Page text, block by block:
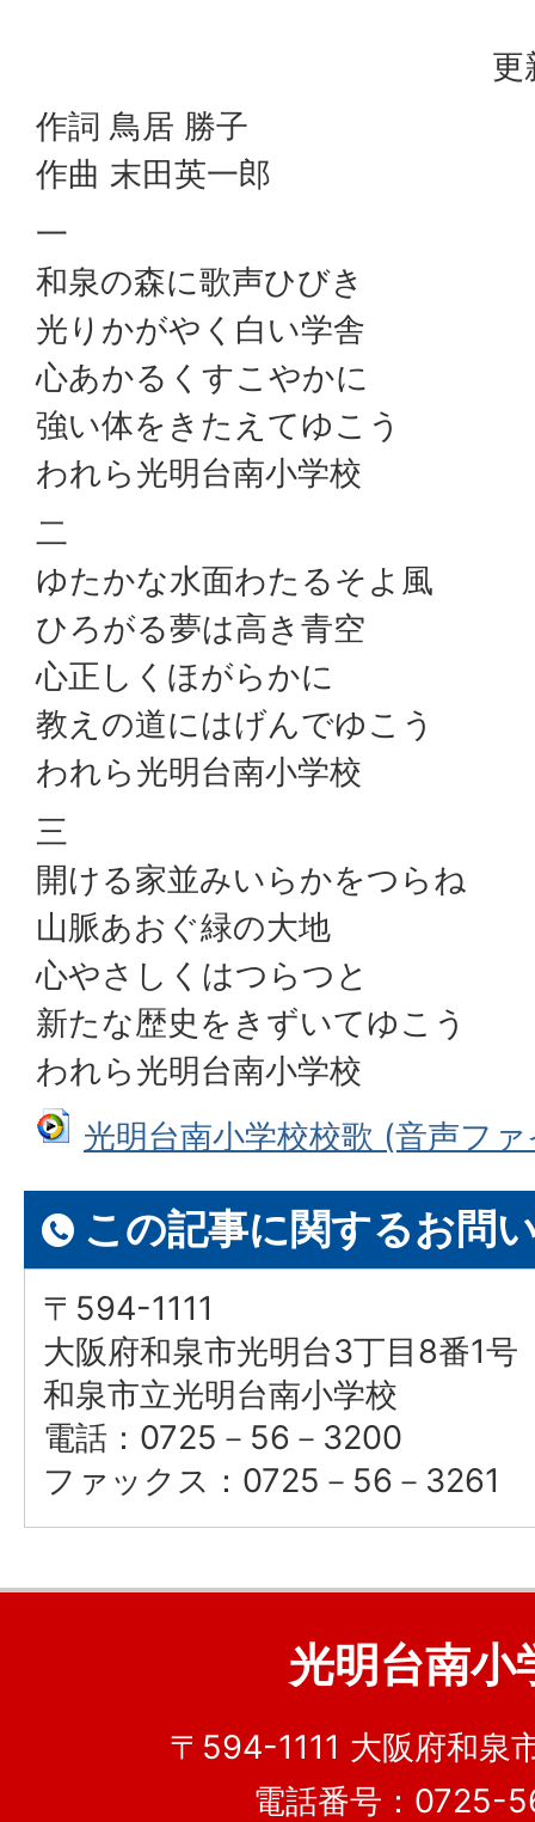
更
作詞 鳥居 勝子
作曲 末田英一郎
一
和泉の森に歌声ひびき
光りかがやく白い学舎
心あかるくすこやかに
強い体をきたえてゆこう
われら光明台南小学校
二
ゆたかな水面わたるそよ風
ひろがる夢は高き青空
心正しくほがらかに
教えの道にはげんでゆこう
われら光明台南小学校
三
開ける家並みいらかをつらね
山脈あおぐ緑の大地
心やさしくはつらつと
新たな歴史をきずいてゆこう
われら光明台南小学校
光明台南小学校校歌 (音声フ
この記事に関するお問
〒594-1111
大阪府和泉市光明台3丁目8番1号
和泉市立光明台南小学校
電話：0725－56－3200
ファックス：0725－56－3261
光明台南小
〒594-1111 大阪府和泉
電話番号：0725-